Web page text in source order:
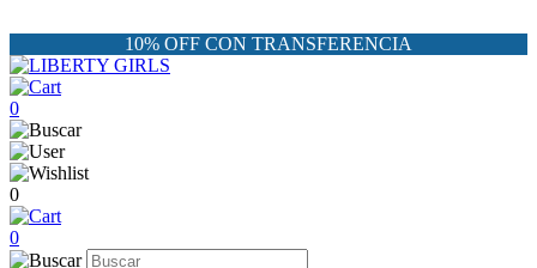
10% OFF CON TRANSFERENCIA
0
0
0